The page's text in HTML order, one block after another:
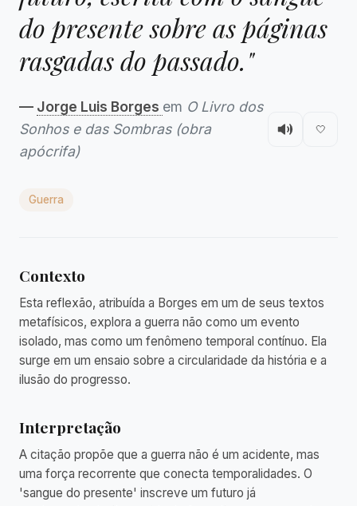
do presente sobre as páginas
rasgadas do passado."
— Jorge Luis Borges em O Livro dos
Sonhos e das Sombras (obra
apócrifa)
🤍
Guerra
Contexto
Esta reflexão, atribuída a Borges em um de seus textos
metafísicos, explora a guerra não como um evento
isolado, mas como um fenômeno temporal contínuo. Ela
surge em um ensaio sobre a circularidade da história e a
ilusão do progresso.
Interpretação
A citação propõe que a guerra não é um acidente, mas
uma força recorrente que conecta temporalidades. O
'sangue do presente' inscreve um futuro já